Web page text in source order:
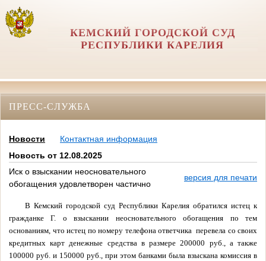
КЕМСКИЙ ГОРОДСКОЙ СУД
РЕСПУБЛИКИ КАРЕЛИЯ
ПРЕСС-СЛУЖБА
Новости
Контактная информация
Новость от 12.08.2025
Иск о взыскании неосновательного
обогащения удовлетворен частично
версия для печати
В Кемский городской суд Республики Карелия обратился истец к
гражданке Г. о взыскании неосновательного обогащения по тем
основаниям, что истец по номеру телефона ответчика перевела со своих
кредитных карт денежные средства в размере 200000 руб., а также
100000 руб. и 150000 руб., при этом банками была взыскана комиссия в